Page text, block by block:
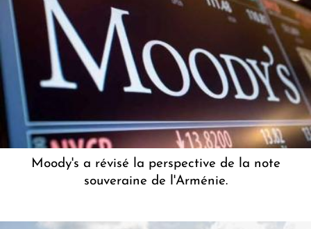
Moody's a révisé la perspective de la note
souveraine de l'Arménie.